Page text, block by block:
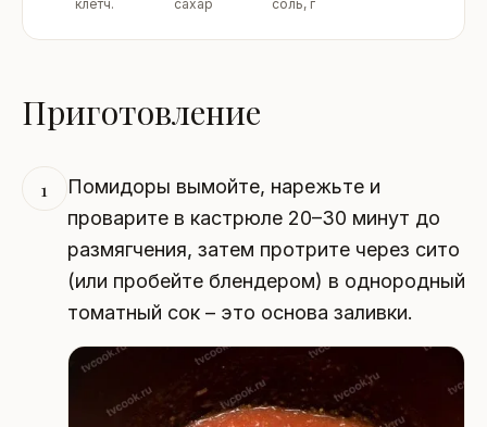
клетч. сахар соль, г
Приготовление
1
Помидоры вымойте, нарежьте и
проварите в кастрюле 20–30 минут до
размягчения, затем протрите через сито
(или пробейте блендером) в однородный
томатный сок – это основа заливки.